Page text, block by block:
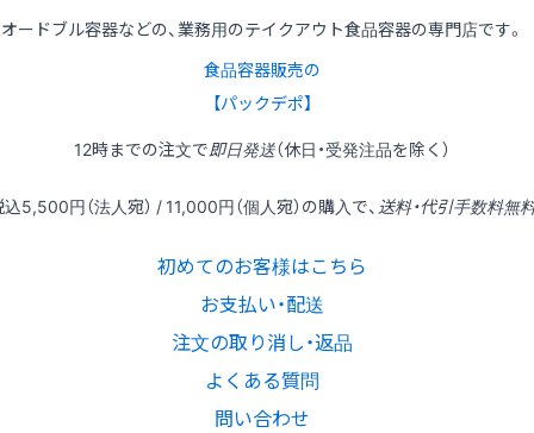
オードブル容器などの、業務用のテイクアウト食品容器の専門店です。
食品容器販売の
【パックデポ】
12時までの注文で即日発送（休日・受発注品を除く）
込5,500円（法人宛） / 11,000円（個人宛）の購入で、 送料・代引手数料無
初めてのお客様はこちら
お支払い・配送
注文の取り消し・返品
よくある質問
問い合わせ